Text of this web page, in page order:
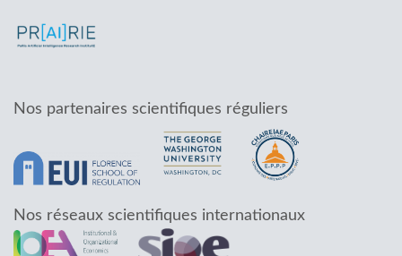
Nos partenaires scientifiques réguliers
Nos réseaux scientifiques internationaux